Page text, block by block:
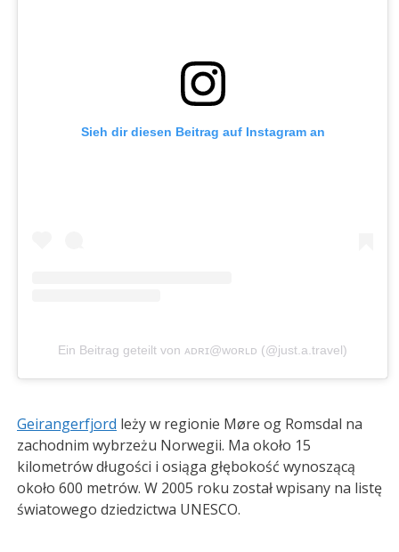
Sieh dir diesen Beitrag auf Instagram an
Ein Beitrag geteilt von ᴀᴅʀɪ@ᴡᴏʀʟᴅ (@just.a.travel)
Geirangerfjord leży w regionie Møre og Romsdal na
zachodnim wybrzeżu Norwegii. Ma około 15
kilometrów długości i osiąga głębokość wynoszącą
około 600 metrów. W 2005 roku został wpisany na listę
światowego dziedzictwa UNESCO.